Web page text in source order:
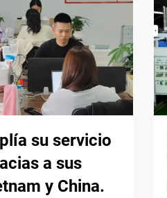
su servicio
a sus
y China.